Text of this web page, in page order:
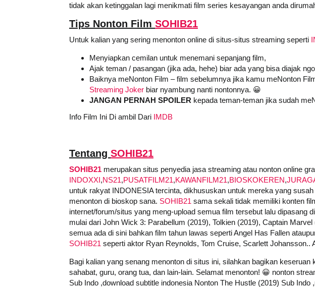
tidak akan ketinggalan lagi menikmati film series kesayangan anda
Tips Nonton Film SOHIB21
Untuk kalian yang sering menonton online di situs-situs streaming seperti
Menyiapkan cemilan untuk menemani sepanjang film,
Ajak teman / pasangan (jika ada, hehe) biar ada yang bisa diajak
Baiknya meNonton Film – film sebelumnya jika kamu meNonton
Streaming Joker biar nyambung nanti nontonnya. 😀
JANGAN PERNAH SPOILER kepada teman-teman jika sudah
Info Film Ini Di ambil Dari IMDB
Tentang SOHIB21
SOHIB21 merupakan situs penyedia jasa streaming atau nonton online
INDOXXI,NS21,PUSATFILM21,KAWANFILM21,BIOSKOKEREN,
untuk rakyat INDONESIA tercinta, dikhususkan untuk mereka yang
menonton di bioskop sana. SOHIB21 sama sekali tidak memiliki konten
internet/forum/situs yang meng-upload semua film tersebut lalu dipasang
mulai dari John Wick 3: Parabellum (2019), Tolkien (2019), Captain
semua ada di sini bahkan film tahun lawas seperti Angel Has Fallen
SOHIB21 seperti aktor Ryan Reynolds, Tom Cruise, Scarlett Johansson..
Bagi kalian yang senang menonton di situs ini, silahkan bagikan
sahabat, guru, orang tua, dan lain-lain. Selamat menonton! 😀 nonton
Sub Indo ,download subtitle indonesia Nonton The Hustle (2019) Sub